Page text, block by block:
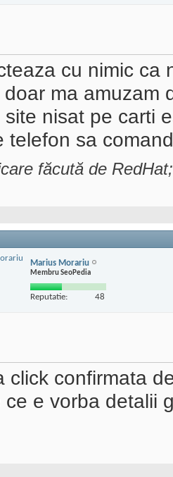
cu nimic ca
ma amuzam
site nisat pe carti
telefon sa
făcută de
Marius Morariu
Membru SeoPedia
Reputatie: 48
click confirmata
ce e vorba detalii